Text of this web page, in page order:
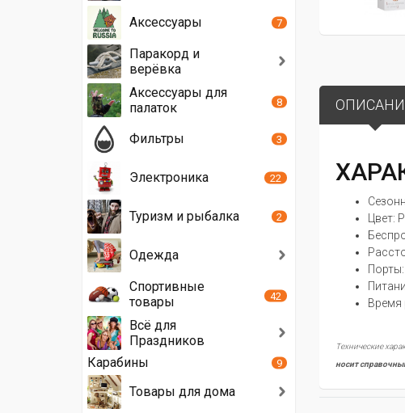
Цвет:
Время
Технические
носит
Аксессуары 7
Паракорд и
верёвка
Аксессуары для
палаток
8
Фильтры 3
Электроника 22
Туризм и рыбалка 2
Одежда
Спортивные
товары
42
Всё для
Праздников
Карабины
9
Товары для дома